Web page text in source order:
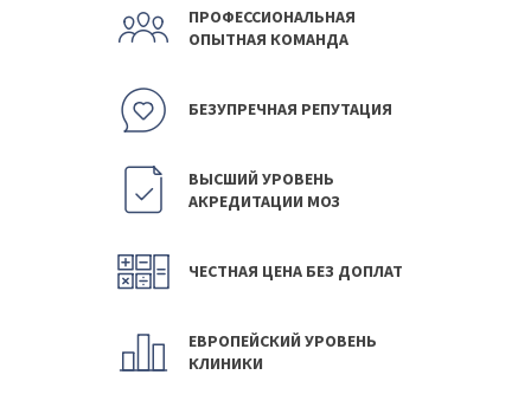
ПРОФЕССИОНАЛЬНАЯ
ОПЫТНАЯ КОМАНДА
БЕЗУПРЕЧНАЯ РЕПУТАЦИЯ
ВЫСШИЙ УРОВЕНЬ
АКРЕДИТАЦИИ МОЗ
ЧЕСТНАЯ ЦЕНА БЕЗ ДОПЛАТ
ЕВРОПЕЙСКИЙ УРОВЕНЬ
КЛИНИКИ